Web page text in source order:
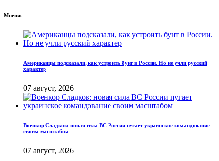
Мнение
Американцы подсказали, как устроить бунт в России. Но не учли русский
характер
07 август, 2026
Военкор Сладков: новая сила ВС России пугает украинское командование
своим масштабом
07 август, 2026